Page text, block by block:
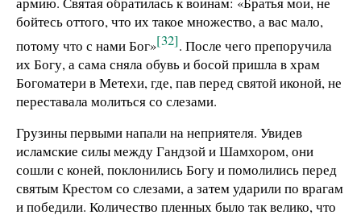
бойтесь оттого, что их такое множество, а вас мало,
потому что с нами Бог»[32]. После чего препоручила
их Богу, а сама сняла обувь и босой пришла в храм
Богоматери в Метехи, где, пав перед святой иконой, не
переставала молиться со слезами.
Грузины первыми напали на неприятеля. Увидев
исламские силы между Гандзой и Шамхором, они
сошли с коней, поклонились Богу и помолились перед
святым Крестом со слезами, а затем ударили по врагам
и победили. Количество пленных было так велико, что